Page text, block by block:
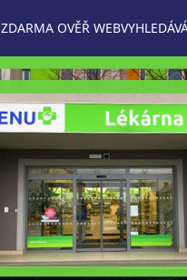
ZDARMA OVĚŘ WEB